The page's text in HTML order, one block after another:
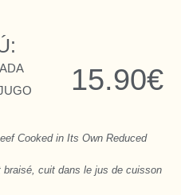
15.90€
Cooked in Its Own Reduced
cuit dans le jus de cuisson